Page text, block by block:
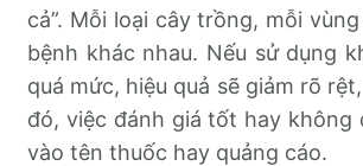
cả”. Mỗi loại cây trồng, mỗi
bệnh khác nhau. Nếu sử dụng
quá mức, hiệu quả sẽ giảm rõ
đó, việc đánh giá tốt hay
vào tên thuốc hay quảng cáo.